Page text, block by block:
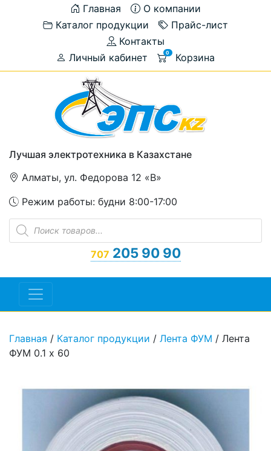
Главная
О компании
Каталог продукции
Прайс-лист
Контакты
Личный кабинет
0 Корзина
Лучшая электротехника в Казахстане
Алматы, ул. Федорова 12 «В»
Режим работы: будни 8:00-17:00
Поиск
товаров
707 205 90 90
Главная / Каталог продукции / Лента ФУМ / Лента
ФУМ 0.1 х 60